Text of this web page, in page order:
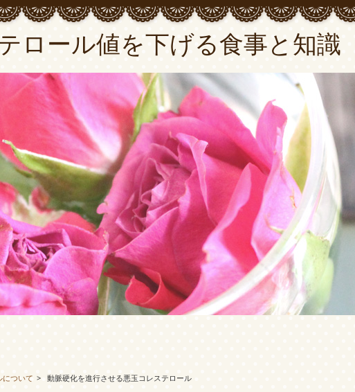
ロール値を下げる食事と知識
について > 動脈硬化を進行させる悪玉コレステロール